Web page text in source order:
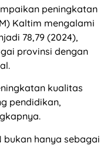
peningkatan
Kaltim mengalami
78,79 (2024),
provinsi dengan
kualitas
pendidikan,
bukan hanya sebagai